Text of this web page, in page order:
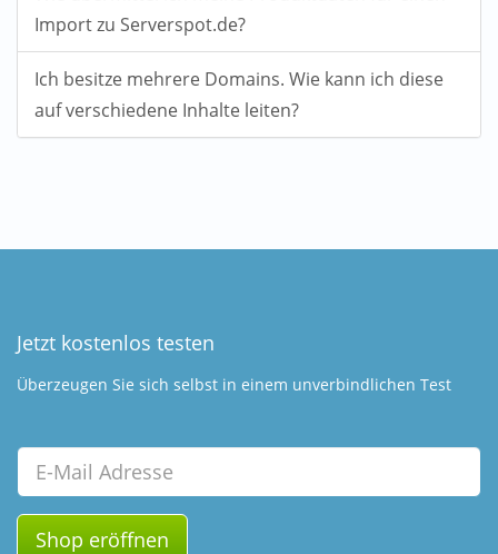
Import zu Serverspot.de?
Ich besitze mehrere Domains. Wie kann ich diese
auf verschiedene Inhalte leiten?
Jetzt kostenlos testen
Überzeugen Sie sich selbst in einem unverbindlichen Test
Email
Shop eröffnen